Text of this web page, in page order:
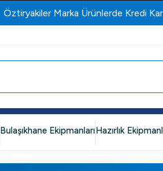
Öztiryakiler Marka Ürünlerde Kredi
Bulaşıkhane EkipmanlarıHazırlık